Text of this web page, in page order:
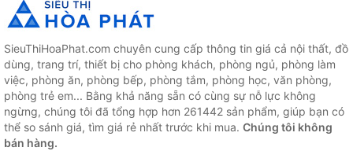
SieuThiHoaPhat.com chuyên cung cấp thông tin giá cả nội thất, đồ
dùng, trang trí, thiết bị cho phòng khách, phòng ngủ, phòng làm
việc, phòng ăn, phòng bếp, phòng tắm, phòng học, văn phòng,
phòng trẻ em... Bằng khả năng sẵn có cùng sự nỗ lực không
ngừng, chúng tôi đã tổng hợp hơn 261442 sản phẩm, giúp bạn có
thể so sánh giá, tìm giá rẻ nhất trước khi mua. Chúng tôi không
bán hàng.